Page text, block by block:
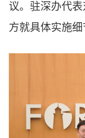
议。驻深办代
方就具体实施细